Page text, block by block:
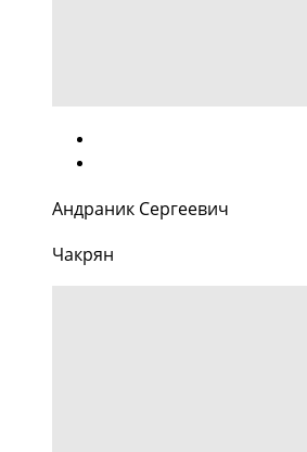
Андраник Сергеевич
Чакрян